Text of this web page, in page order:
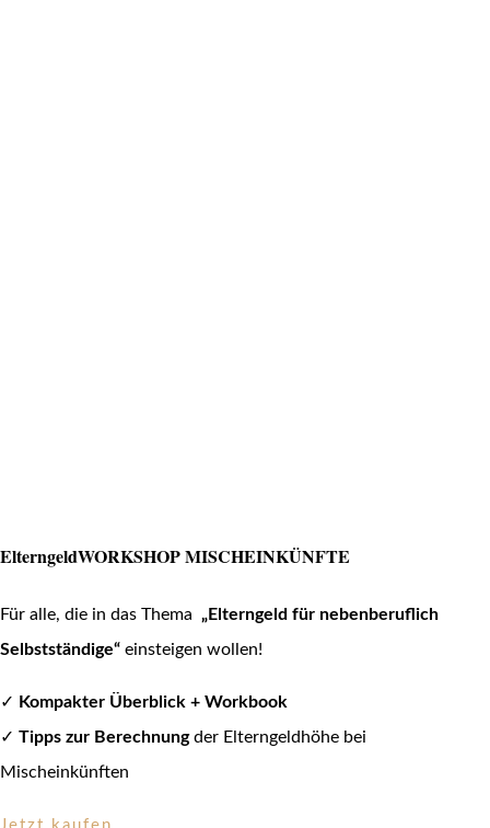
ElterngeldWORKSHOP MISCHEINKÜNFTE
Für alle, die in das Thema „Elterngeld für nebenberuflich
Selbstständige“ einsteigen wollen!
✓ Kompakter Überblick + Workbook
✓ Tipps zur Berechnungder Elterngeldhöhe bei
Mischeinkünften